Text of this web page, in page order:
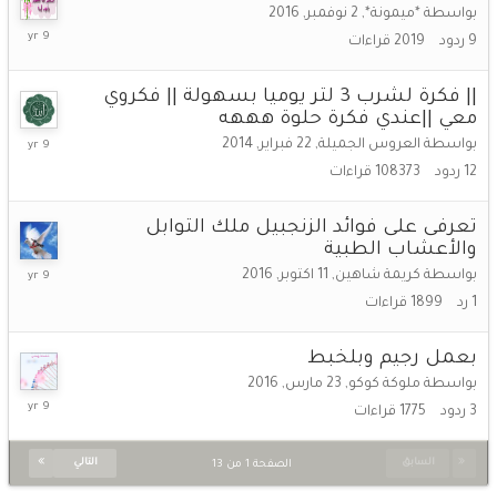
بواسطة *ميمونة*, 2 نوفمبر, 2016
9 ردود 2019 قراءات
12
2016
|| فكرة لشرب 3 لتر يوميا بسهولة || فكروي
معي ||عندي فكرة حلوة هههه
بواسطة العروس الجميلة, 22 فبراير, 2014
12 ردود 108373 قراءات
27
تعرفى على فوائد الزنجبيل ملك التوابل
والأعشاب الطبية
بواسطة كريمة شاهين, 11 اكتوبر, 2016
1 رد 1899 قراءات
12
بعمل رجيم وبلخبط
بواسطة ملوكة كوكو, 23 مارس, 2016
3 ردود 1775 قراءات
13
2016
التالي الصفحة 1 من 13